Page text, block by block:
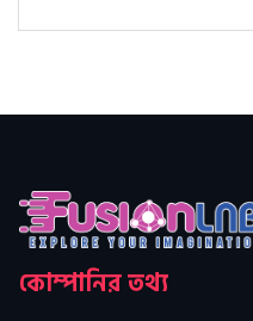
কোম্পানির তথ্য